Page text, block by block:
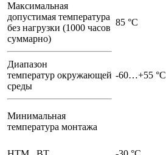
Максимальная
допустимая температура
без нагрузки (1000 часов
суммарно)
85 °С
Диапазон
температур окружающей
среды
-60…+55 °С
Минимальная
температура монтажа